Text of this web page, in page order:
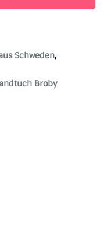
Schweden,
Broby